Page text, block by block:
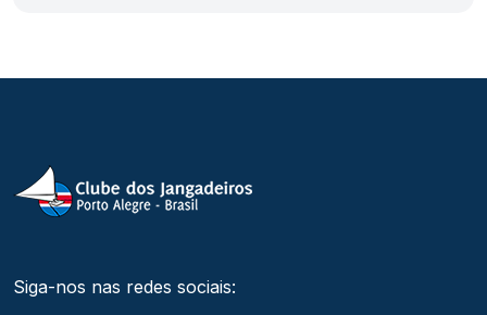
Siga-nos nas redes sociais: